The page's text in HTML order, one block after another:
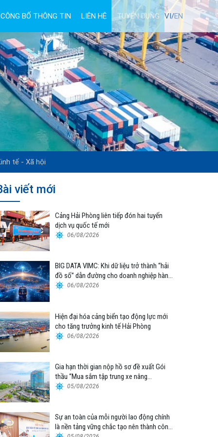
CÔNG BỐ THÔNG TIN LIÊN HỆ TUYỂN DỤNG VI/EN
tế - Xã hội
viết mới
Cảng Hải Phòng liên tiếp đón hai tuyến
dịch vụ quốc tế mới
06/08/2026
BIG DATA VIMC: Khi dữ liệu trở thành “hải
đồ số” dẫn đường cho doanh nghiệp hàng
hải 06/08/2026
Hiện đại hóa cảng biển tạo động lực mới
cho tăng trưởng kinh tế Hải Phòng
06/08/2026
Gia hạn thời gian nộp hồ sơ đề xuất Gói
thầu “Mua sắm tập trung xe nâng
container thuộc Tổng công ty Hàng hải
05/08/2026
Sự an toàn của mỗi người lao động chính
là nền tảng vững chắc tạo nên thành công